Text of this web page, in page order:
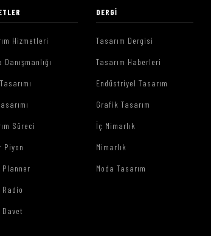
Hizmetleri
Danışmanlığı
Süreci
Piyon
Planner
Radio
Davet
DERGI
Tasarım Dergisi
Tasarım Haberleri
Endüstriyel Tasarım
Grafik Tasarım
İç Mimarlık
Mimarlık
Moda Tasarım